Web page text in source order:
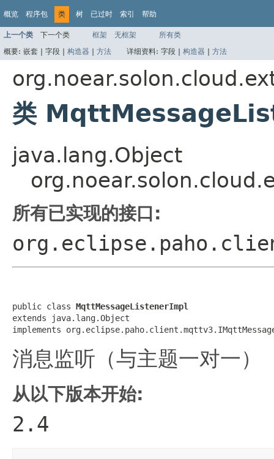
概览 程序包 类 树 已过时 索引 帮助
上一个类 下一个类 框架 无框架
所有类
概要: 嵌套 | 字段 | 构造器 | 方法 详细资料: 字段 | 构造器 | 方法
类
java.lang.Object
所有已实现的接口:
public class MqttMessageListenerImpl
extends java.lang.Object
implements
消息监听（与主题一对一）
从以下版本开始:
2.4